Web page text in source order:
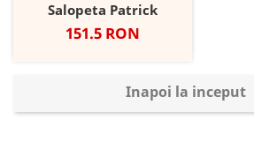
Salopeta Patrick
Pret
151.5 RON
Inapoi la inceput